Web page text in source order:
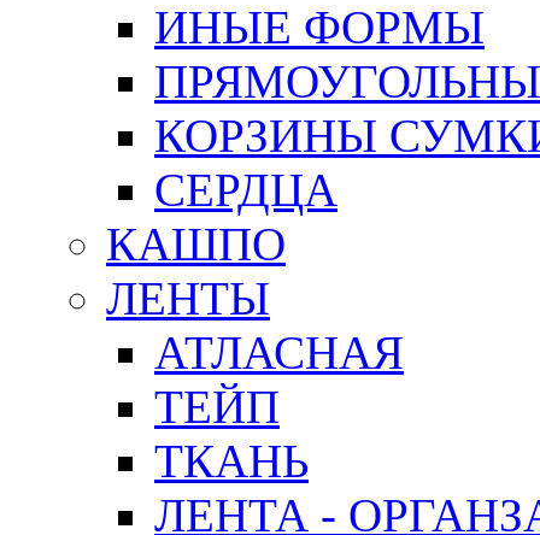
ИНЫЕ ФОРМЫ
КОРЗИНЫ
СЕРДЦА
КАШПО
ЛЕНТЫ
АТЛАСНАЯ
ТЕЙП
ТКАНЬ
ЛЕНТА -